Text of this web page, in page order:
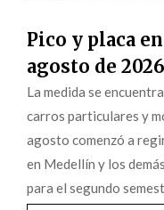
Pico y placa
agosto de 2026
La medida se
carros particulares y
agosto comenzó a
en Medellín y los
para el segundo